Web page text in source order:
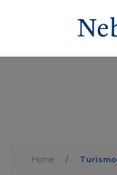
Home / Turismo